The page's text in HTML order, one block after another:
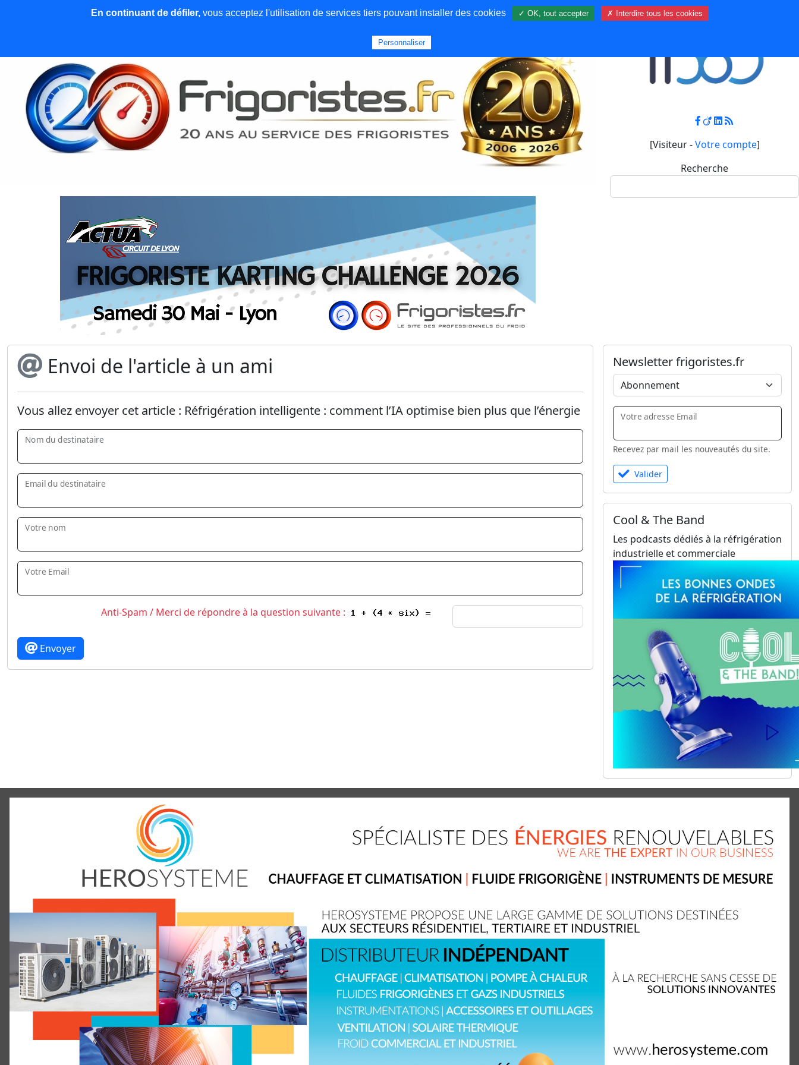
News et articles Emploi Qui sommes nous Contact Mon compte
[Visiteur -Votre compte]
Recherche
Envoi de l'article à un ami
Vous allez envoyer cet article : Réfrigération intelligente : comment l’IA optimise bien plus que l’énergie
Nom du destinataire
Email du destinataire
Votre nom
Votre Email
Anti-Spam / Merci de répondre à la question suivante :
Envoyer
Newsletter frigoristes.fr
Votre adresse Email
Recevez par mail les nouveautés du site.
Valider
Cool & The Band
Les podcasts dédiés à la réfrigération
industrielle et commerciale
En continuant de défiler,vous acceptez l'utilisation de services tiers pouvant installer des cookies ✓ OK, tout accepter ✗ Interdire tous les cookies
Personnaliser